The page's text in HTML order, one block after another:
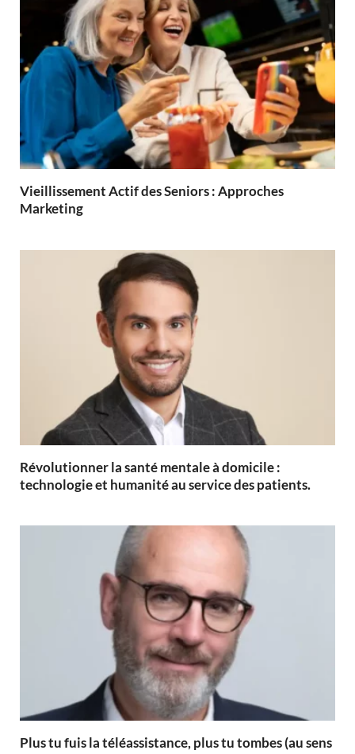
Vieillissement Actif des Seniors : Approches
Marketing
Révolutionner la santé mentale à domicile :
technologie et humanité au service des patients.
Plus tu fuis la téléassistance, plus tu tombes (au sens